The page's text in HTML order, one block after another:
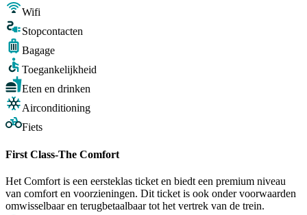
Wifi
Stopcontacten
Bagage
Toegankelijkheid
Eten en drinken
Airconditioning
Fiets
First Class-The Comfort
Het Comfort is een eersteklas ticket en biedt een premium niveau
van comfort en voorzieningen. Dit ticket is ook onder voorwaarden
omwisselbaar en terugbetaalbaar tot het vertrek van de trein.